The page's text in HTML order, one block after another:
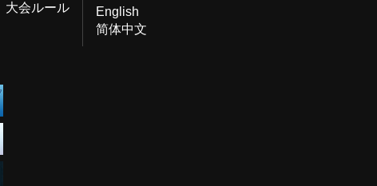
大会ルール
English
简体中文